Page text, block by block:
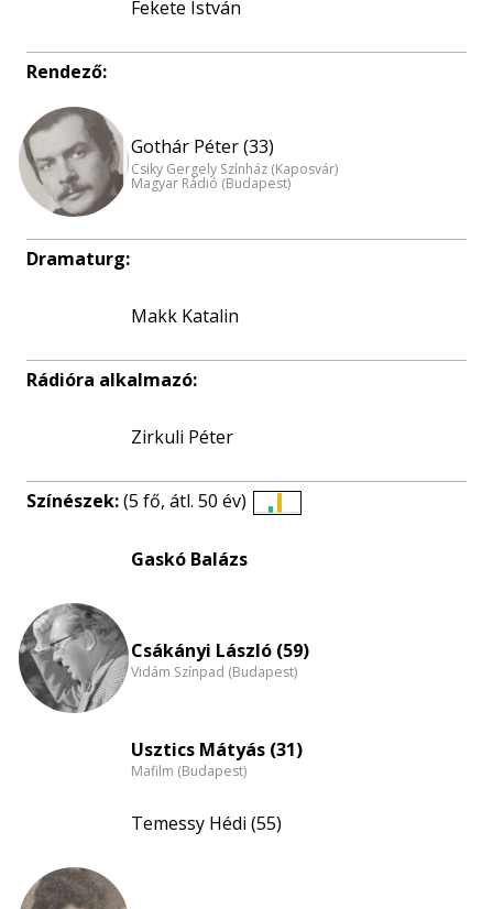
Fekete István
Rendező:
Gothár Péter (33)
Csiky Gergely Színház (Kaposvár)
Magyar Rádió (Budapest)
Dramaturg:
Makk Katalin
Rádióra alkalmazó:
Zirkuli Péter
Színészek:(5 fő, átl. 50 év)
Gaskó Balázs
Csákányi László (59)
Vidám Színpad (Budapest)
Usztics Mátyás (31)
Mafilm (Budapest)
Temessy Hédi (55)